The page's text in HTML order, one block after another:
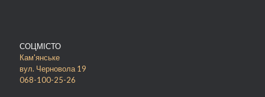
СОЦМІСТО
Кам'янське
вул. Черновола 19
068-100-25-26